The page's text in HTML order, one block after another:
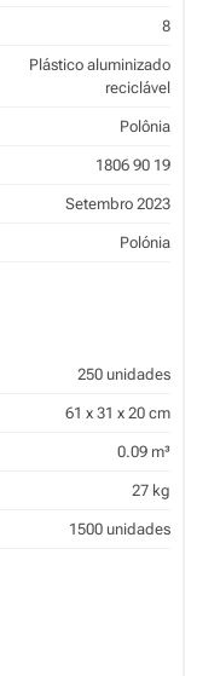
8
Plástico aluminizado
reciclável
Polônia
1806 90 19
Setembro 2023
Polónia
250 unidades
61 x 31 x 20 cm
0.09 m³
27 kg
1500 unidades